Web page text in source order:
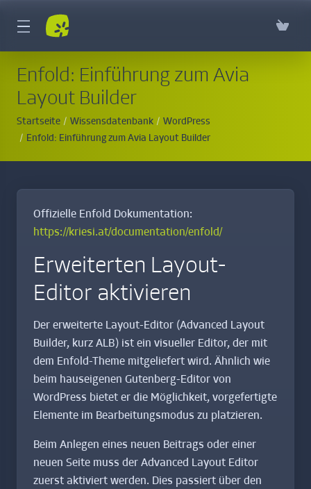
Enfold: Einführung zum Avia
Layout Builder
Startseite Wissensdatenbank
WordPress
Enfold: Einführung zum Avia Layout Builder
Offizielle Enfold Dokumentation:
https://kriesi.at/documentation/enfold/
Erweiterten Layout-
Editor aktivieren
Der erweiterte Layout-Editor (Advanced Layout
Builder, kurz ALB) ist ein visueller Editor, der mit
dem Enfold-Theme mitgeliefert wird. Ähnlich wie
beim hauseigenen Gutenberg-Editor von
WordPress bietet er die Möglichkeit, vorgefertigte
Elemente im Bearbeitungsmodus zu platzieren.
Beim Anlegen eines neuen Beitrags oder einer
neuen Seite muss der Advanced Layout Editor
zuerst aktiviert werden. Dies passiert über den